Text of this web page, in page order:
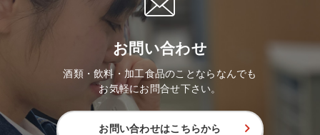
お問い合わせ
酒類・飲料・加工食品のことならなんでも
お気軽にお問合せ下さい。
お問い合わせはこちらから